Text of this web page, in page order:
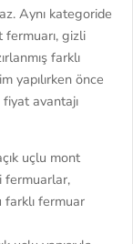
Aynı kategoride
fermuarı, gizli
farklı
yapılırken önce
avantajı
uçlu mont
fermuarlar,
farklı fermuar